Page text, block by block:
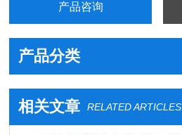
产品咨询
产品分类
相关文章 RELATED ARTICLES